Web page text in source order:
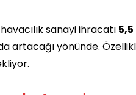
sanayi ihracatı
artacağı yönünde.